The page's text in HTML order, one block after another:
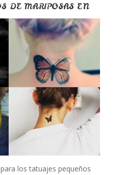
DE MARIPOSAS EN
los tatuajes pequeños